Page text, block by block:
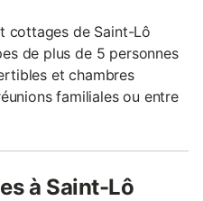
cottages de Saint-Lô
de plus de 5 personnes
et chambres
familiales ou entre
à Saint-Lô